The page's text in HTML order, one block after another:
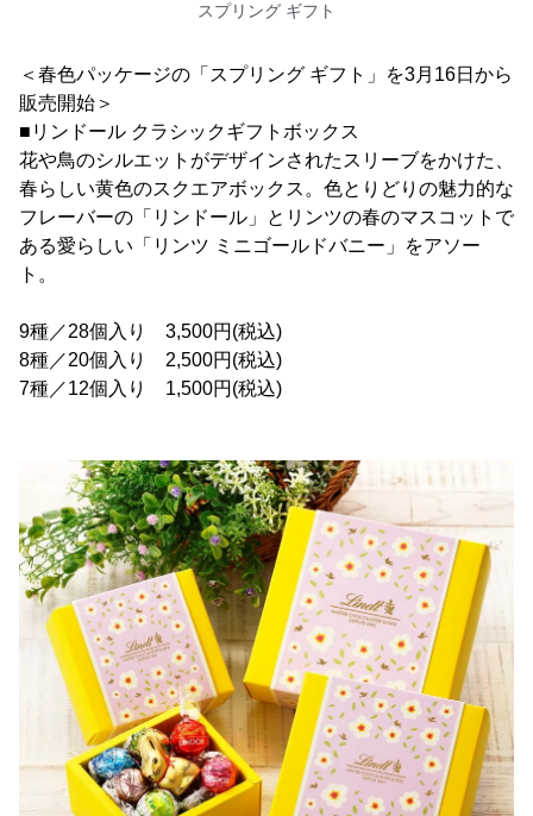
スプリング ギフト
＜春色パッケージの「スプリング ギフト」を3月16日から
販売開始＞
■リンドール クラシックギフトボックス
花や鳥のシルエットがデザインされたスリーブをかけた、
春らしい黄色のスクエアボックス。色とりどりの魅力的な
フレーバーの「リンドール」とリンツの春のマスコットで
ある愛らしい「リンツ ミニゴールドバニー」をアソー
ト。
9種／28個入り 3,500円(税込)
8種／20個入り 2,500円(税込)
7種／12個入り 1,500円(税込)